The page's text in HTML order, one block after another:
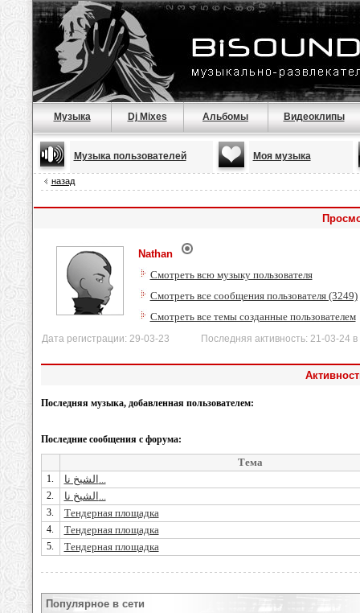
Музыка Dj Mixes Альбомы Видеоклипы
Музыка пользователей Моя музыка
назад
Nathan
Смотреть всю музыку пользователя
Смотреть все сообщения пользователя (3249)
Смотреть все темы созданные пользователем
Дата регистрации: 29-03-23 Последняя активность: 21-03-24 в
Последняя музыка, добавленная пользователем:
Последние сообщения с форума:
Тема
1. الشيخ نا...
2. الشيخ نا...
3. Тендерная площадка
4. Тендерная площадка
5. Тендерная площадка
Популярное в сети